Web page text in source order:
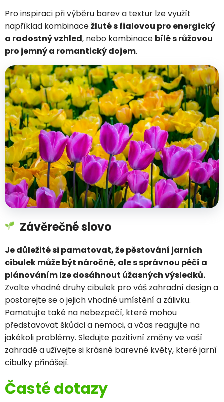
Pro inspiraci při výběru barev a textur lze využít
například kombinacežluté s fialovou pro energický
a radostný vzhled, nebo kombinace bílé s růžovou
pro jemný a romantický dojem.
Závěrečné slovo
Je důležité si pamatovat, že pěstování jarních
cibulek může být náročné, ale s správnou péčí a
plánováním lze dosáhnout úžasných výsledků.
Zvolte vhodné druhy cibulek pro váš zahradní design a
postarejte se o jejich vhodné umístění a zálivku.
Pamatujte také na nebezpečí, které mohou
představovat škůdci a nemoci, a včas reagujte na
jakékoli problémy. Sledujte pozitivní změny ve vaší
zahradě a užívejte si krásné barevné květy, které jarní
cibulky přinášejí.
Časté dotazy